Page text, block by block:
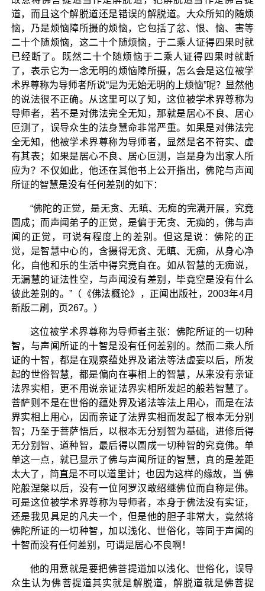
道，而且这个解脱道还是错误的解脱道。大众所知的随烦
恼，乃是烦恼障所摄的烦恼，它包括了忿、恨、恼、害等
二十个随烦恼，这二十个随烦恼，于二乘人证得四果时就
已经断了。既然二十个随烦恼于二乘人证得四果时就断
了，表示它为一念无明的烦恼障所摄，怎么会是这位被学
术界尊称为导师者所说“是为无始无明的上烦恼”呢？显然他
的说法很不正确。从这里可以了知，这位被学术界尊称为
导师者，若不是对佛法完全无知，那就是居心不良、居心
叵测了，误导众生的法身慧命非常严重。如果是对佛法完
全无知，他被学术界尊称为导师者，显然是名不符实、虚
有其表；如果是居心不良、居心叵测，岂是身为出家人所
应为？不仅如此，他还在其他书上公开指出，佛陀与声闻
所证的智慧是没有任何差别的如下：
“佛陀的正觉，是无贪、无瞋、无痴的完满开展，究竟
圆成；而声闻弟子的正觉，是偏于无贪、无痴的，佛与声
闻的正觉，可说有程度上的差别。但这是说：佛陀的正
觉，是智慧中心的，含摄得无贪、无瞋、无痴，从身心净
化，自他和乐的生活中得究竟自在。如从智慧的无痴说，
无漏慧的证法性空，与声闻没有差别，毕竟空是没有什么
彼此差别的。”（《佛法概论》，正闻出版社，2003年4月
新版二刷，页267。）
这位被学术界尊称为导师者主张：佛陀所证的一切种
智，与声闻所证的十智是没有任何差别的。然而二乘人所
证的十智，都是在观察蕴处界及诸法等法虚妄以后，所发
起的世俗智慧，都是偏向在事相上的智慧，从来没有亲证
法界实相，更不用说亲证法界实相所发起的般若智慧了。
菩萨则不是在世俗的蕴处界及诸法等法上用心，而是在法
界实相上用心，因而亲证了法界实相而发起了根本无分别
智；乃至于菩萨悟后，以根本无分别智为基础，进修后得
无分别智、道种智，最后得以圆成一切种智的究竟佛。单
单这一点，就已显示了佛与声闻所证的智慧，真的是差距
太大了，简直是不可以道里计；也因为这样的缘故，当 佛
陀般涅槃以后，没有一位阿罗汉敢绍继佛位而自称是佛。
可是这位被学术界尊称为导师者，本身于佛法没有实证，
还是我见具足的凡夫一个，但是他的胆子非常大，竟然将
佛陀所证的一切种智，加以浅化、世俗化，等同于声闻的
十智而没有任何差别，可谓是居心不良啊！
他的用意就是要把佛菩提道加以浅化、世俗化，误导
众生认为佛菩提道其实就是解脱道，解脱道就是佛菩提